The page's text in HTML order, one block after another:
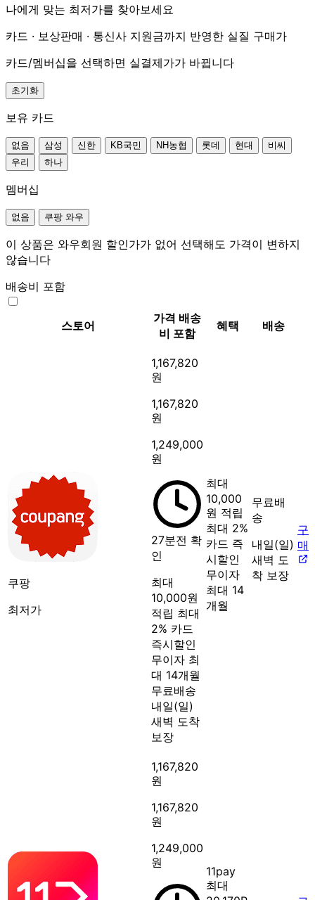
나에게 맞는 최저가를 찾아보세요
카드 · 보상판매 · 통신사 지원금까지 반영한 실질 구매가
카드/멤버십을 선택하면 실결제가가 바뀝니다
초기화
보유 카드
없음 삼성 신한 KB국민 NH농협 롯데 현대
비씨
우리
하나
멤버십
없음 쿠팡 와우
이 상품은 와우회원 할인가가 없어 선택해도 가격이 변하지
않습니다
배송비 포함
스토어
가격 배송
비 포함
혜택 배송
쿠팡
최저가
1,167,820
원
1,167,820
원
1,249,000
원
27분전 확
인
최대
10,000원
적립 최대
2% 카드
즉시할인
무이자 최
대 14개월
무료배송
내일(일)
새벽 도착
보장
최대
10,000
원 적립
최대 2%
카드 즉
시할인
무이자
최대 14
개월
무료배
송
내일(일)
새벽 도
착 보장
구
매
1,167,820
원
1,167,820
원
1,249,000
원
11pay
최대